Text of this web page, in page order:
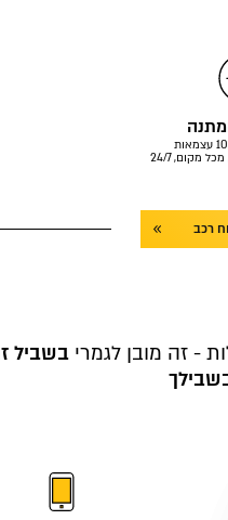
מקום, 24/7
רכב
- זה מובן לגמרי בשביל